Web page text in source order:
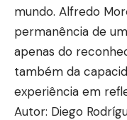
mundo. Alfredo
permanência de
apenas do
também da
experiência em
Autor: Diego